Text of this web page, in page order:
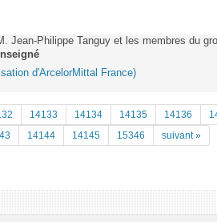
Jean-Philippe Tanguy et les membres du
d'ArcelorMittal France)
14133 14134 14135 14136
14144 14145 15346 suivant »